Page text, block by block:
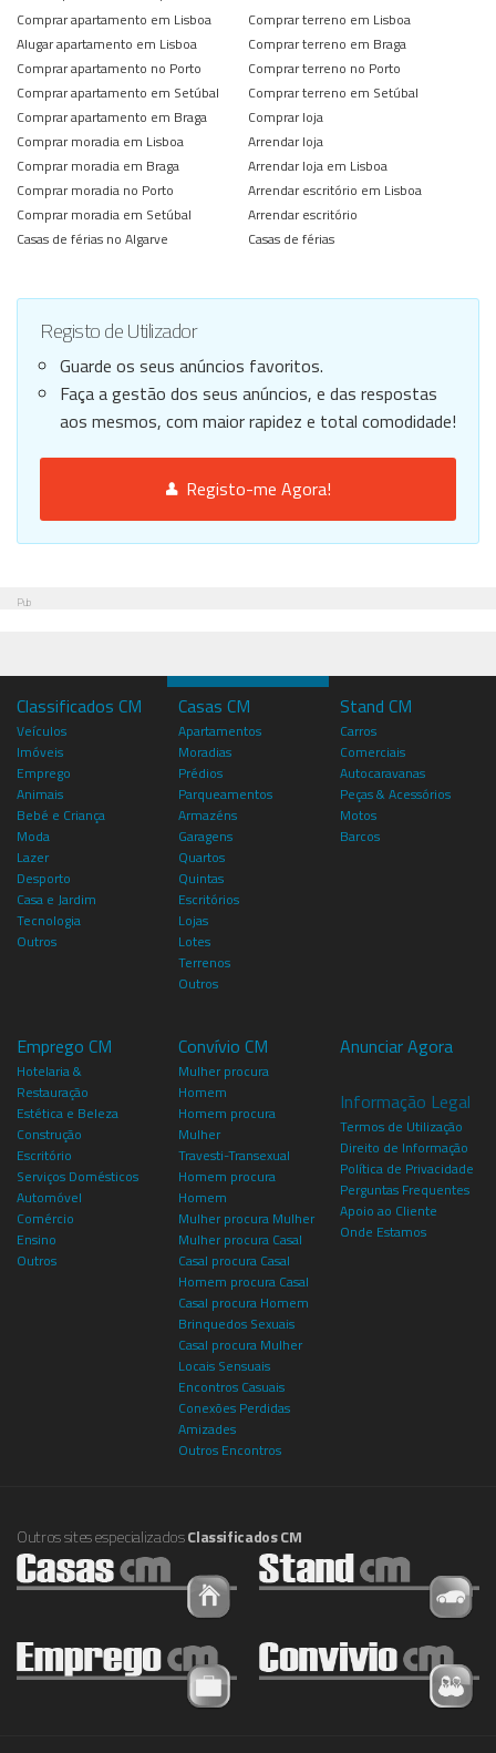
Comprar apartamento em Lisboa
Alugar apartamento em Lisboa
Comprar apartamento no Porto
Comprar apartamento em Setúbal
Comprar apartamento em Braga
Comprar moradia em Lisboa
Comprar moradia em Braga
Comprar moradia no Porto
Comprar moradia em Setúbal
Casas de férias no Algarve
Comprar terreno em Lisboa
Comprar terreno em Braga
Comprar terreno no Porto
Comprar terreno em Setúbal
Comprar loja
Arrendar loja
Arrendar loja em Lisboa
Arrendar escritório em Lisboa
Arrendar escritório
Casas de férias
Registo de Utilizador
Guarde os seus anúncios favoritos.
Faça a gestão dos seus anúncios, e das respostas
aos mesmos, com maior rapidez e total comodidade!
Registo-me Agora!
Pub
Classificados CM
Veículos
Imóveis
Emprego
Animais
Bebé e Criança
Moda
Lazer
Desporto
Casa e Jardim
Tecnologia
Outros
Casas CM
Apartamentos
Moradias
Prédios
Parqueamentos
Armazéns
Garagens
Quartos
Quintas
Escritórios
Lojas
Lotes
Terrenos
Outros
Stand CM
Carros
Comerciais
Autocaravanas
Peças & Acessórios
Motos
Barcos
Emprego CM
Hotelaria &
Restauração
Estética e Beleza
Construção
Escritório
Serviços Domésticos
Automóvel
Comércio
Ensino
Outros
Convívio CM
Mulher procura
Homem
Homem procura
Mulher
Travesti-Transexual
Homem procura
Homem
Mulher procura Mulher
Mulher procura Casal
Casal procura Casal
Homem procura Casal
Casal procura Homem
Brinquedos Sexuais
Casal procura Mulher
Locais Sensuais
Encontros Casuais
Conexões Perdidas
Amizades
Outros Encontros
Anunciar Agora
Informação Legal
Termos de Utilização
Direito de Informação
Política de Privacidade
Perguntas Frequentes
Apoio ao Cliente
Onde Estamos
Outros sites especializadosClassificados CM